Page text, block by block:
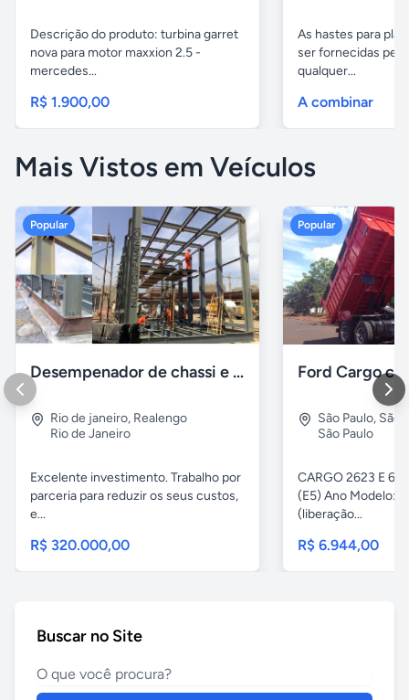
Descrição do produto: turbina garret
nova para motor maxxion 2.5 -
mercedes...
R$ 1.900,00
As hastes para
ser fornecidas
qualquer...
A combinar
Mais Vistos em Veículos
Popular
Desempenador de chassi e caçambas basculantes
Rio de janeiro, Realengo
Rio de Janeiro
Excelente investimento. Trabalho por
parceria para reduzir os seus custos,
e...
R$ 320.000,00
Popular
São Paulo, São
São Paulo
CARGO 2623 E
(E5) Ano Modelo:
(liberação...
R$ 6.944,00
Buscar no Site